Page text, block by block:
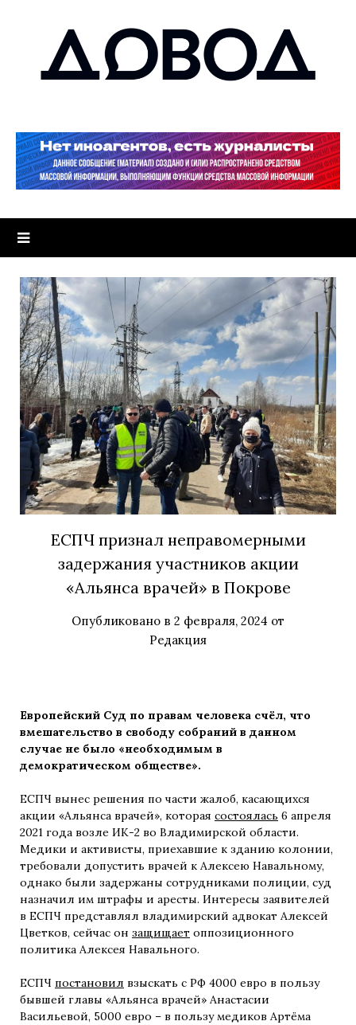
ЕСПЧ признал неправомерными
задержания участников акции
«Альянса врачей» в Покрове
Опубликовано в 2 февраля, 2024 от
Редакция
Европейский Суд по правам человека счёл, что
вмешательство в свободу собраний в данном
случае не было «необходимым в
демократическом обществе».
ЕСПЧ вынес решения по части жалоб, касающихся
акции «Альянса врачей», которая состоялась 6 апреля
2021 года возле ИК-2 во Владимирской области.
Медики и активисты, приехавшие к зданию колонии,
требовали допустить врачей к Алексею Навальному,
однако были задержаны сотрудниками полиции, суд
назначил им штрафы и аресты. Интересы заявителей
в ЕСПЧ представлял владимирский адвокат Алексей
Цветков, сейчас он защищает оппозиционного
политика Алексея Навального.
ЕСПЧ постановил взыскать с РФ 4000 евро в пользу
бывшей главы «Альянса врачей» Анастасии
Васильевой, 5000 евро – в пользу медиков Артёма